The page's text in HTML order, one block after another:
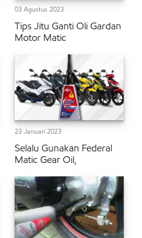
03 Agustus 2023
Tips Jitu Ganti Oli Gardan
Motor Matic
23 Januari 2023
Selalu Gunakan Federal
Matic Gear Oil,